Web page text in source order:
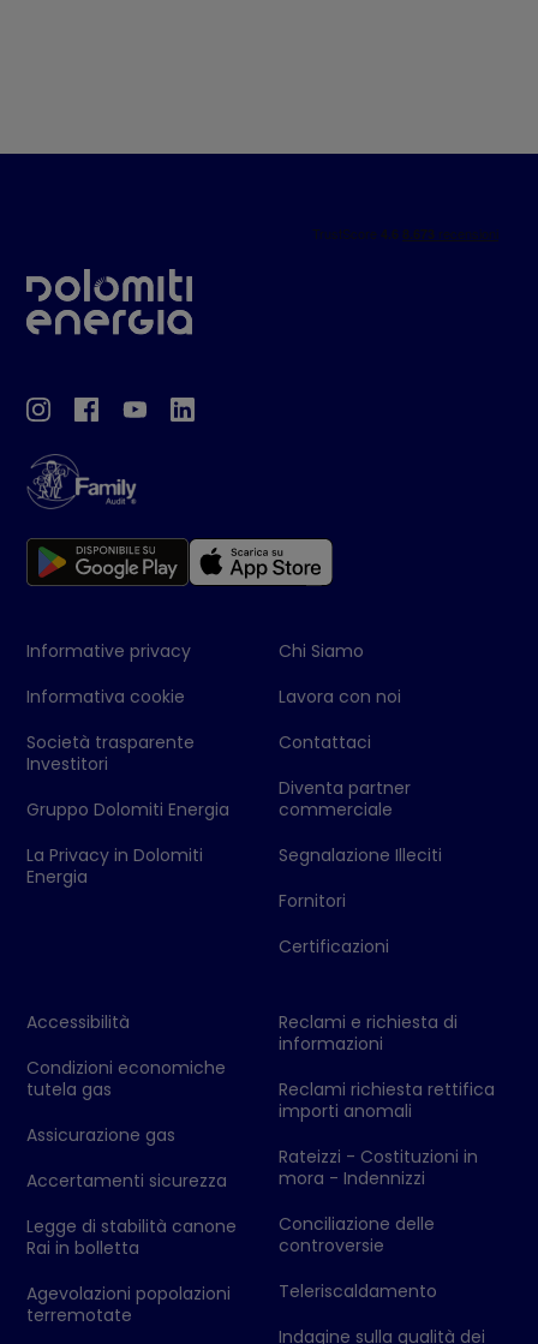
Informative privacy
Informativa cookie
Società trasparente
Investitori
Gruppo Dolomiti Energia
La Privacy in Dolomiti
Energia
Chi Siamo
Lavora con noi
Contattaci
Diventa partner
commerciale
Segnalazione Illeciti
Fornitori
Certificazioni
Accessibilità
Condizioni economiche
tutela gas
Assicurazione gas
Accertamenti sicurezza
Legge di stabilità canone
Rai in bolletta
Agevolazioni popolazioni
terremotate
Reclami e richiesta di
informazioni
Reclami richiesta rettifica
importi anomali
Rateizzi - Costituzioni in
mora - Indennizzi
Conciliazione delle
controversie
Teleriscaldamento
Indagine sulla qualità dei